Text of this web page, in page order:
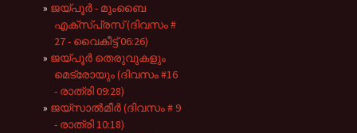
ജയ്പൂർ - മുംബൈ
എക്സ്പ്രസ് (ദിവസം #
27 - വൈകീട്ട് 06:26)
ജയ്പൂർ തെരുവുകളും
മെട്രോയും (ദിവസം #16
- രാത്രി 09:28)
ജയ്സാൽമീർ (ദിവസം # 9
- രാത്രി 10:18)